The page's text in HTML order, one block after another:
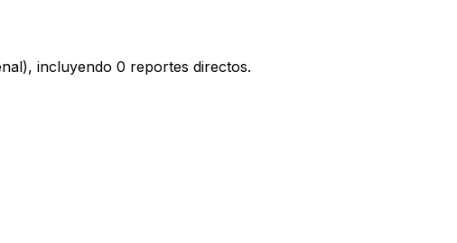
incluyendo 0 reportes directos.